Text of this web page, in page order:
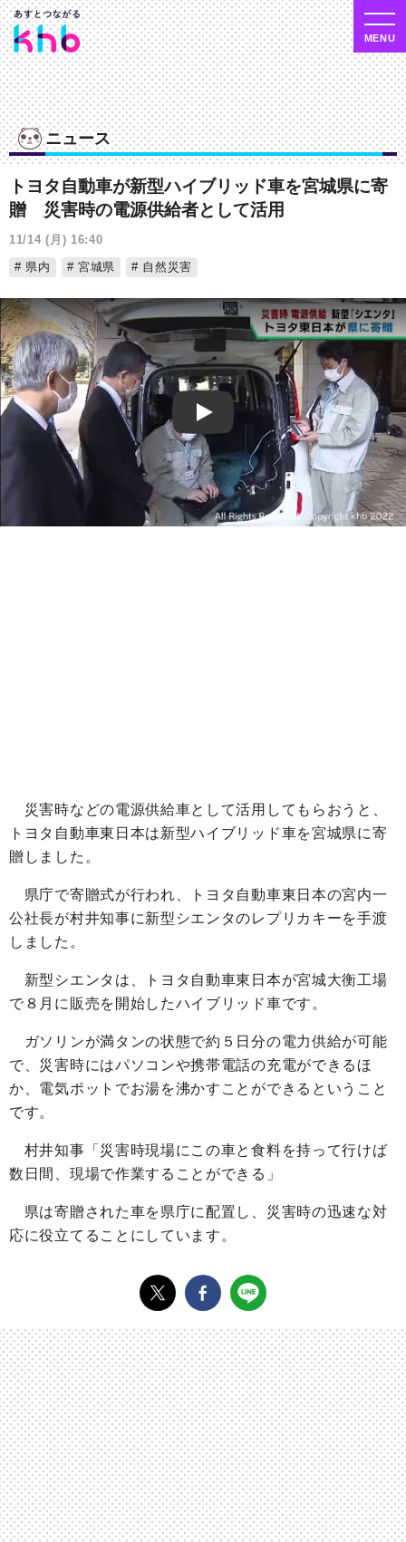
ニュース
トヨタ自動車が新型ハイブリッド車を宮城県に寄
贈 災害時の電源供給者として活用
11/14 (月) 16:40
県内
宮城県 自然災害
Play
災害時などの電源供給車として活用してもらおうと、
トヨタ自動車東日本は新型ハイブリッド車を宮城県に寄
贈しました。
県庁で寄贈式が行われ、トヨタ自動車東日本の宮内一
公社長が村井知事に新型シエンタのレプリカキーを手渡
しました。
新型シエンタは、トヨタ自動車東日本が宮城大衡工場
で８月に販売を開始したハイブリッド車です。
ガソリンが満タンの状態で約５日分の電力供給が可能
で、災害時にはパソコンや携帯電話の充電ができるほ
か、電気ポットでお湯を沸かすことができるということ
です。
村井知事「災害時現場にこの車と食料を持って行けば
数日間、現場で作業することができる」
県は寄贈された車を県庁に配置し、災害時の迅速な対
応に役立てることにしています。